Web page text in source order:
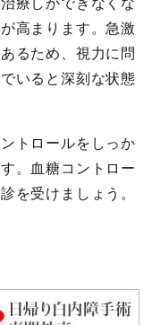
療しかできなくな
高まります。急激
るため、視力に問
いると深刻な状態
トロールをしっか
。血糖コントロー
を受けましょう。